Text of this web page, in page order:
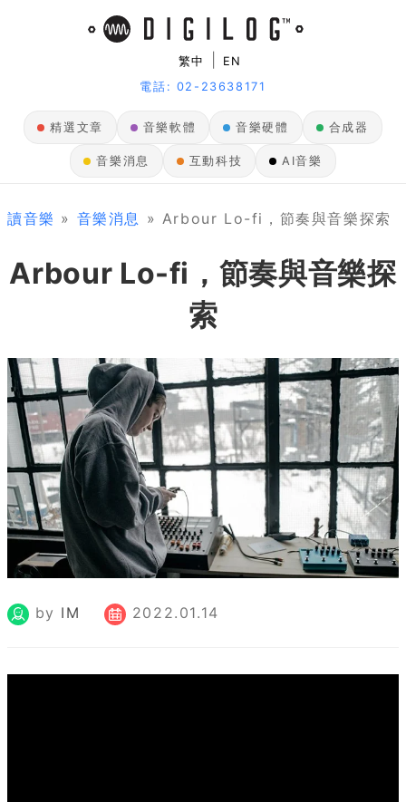
繁中
EN
電話: 02-23638171
精選文章 音樂軟體 音樂硬體 合成器
音樂消息 互動科技 AI音樂
讀音樂 » 音樂消息 » Arbour Lo-fi，節奏與音樂探索
Arbour Lo-fi，節奏與音樂探
索
by IM 2022.01.14